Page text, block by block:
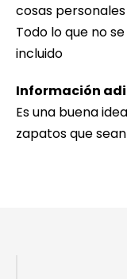
cosas personales
Todo lo que no
incluido
Información
Es una buena
zapatos que